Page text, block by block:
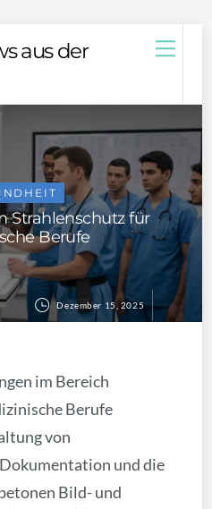
aus der
Dezember 15, 2025
Strahlenschutz für
Berufe
im Bereich
Berufe
von
und die
Bild- und